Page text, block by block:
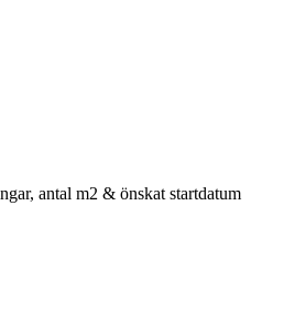
antal m2 & önskat startdatum